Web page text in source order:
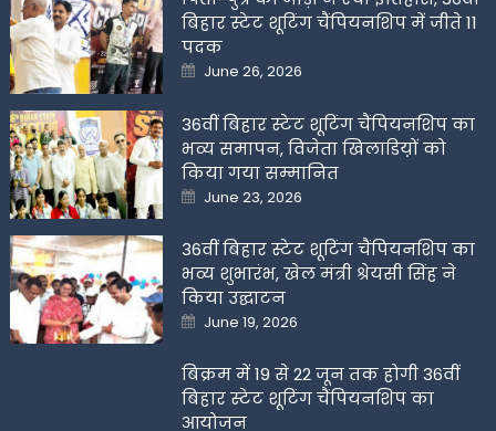
बिहार स्टेट शूटिंग चैंपियनशिप में जीते 11
पदक
Posted
on
June 26, 2026
36वीं बिहार स्टेट शूटिंग चैंपियनशिप का
भव्य समापन, विजेता खिलाडिय़ों को
किया गया सम्मानित
Posted
on
June 23, 2026
36वीं बिहार स्टेट शूटिंग चैंपियनशिप का
भव्य शुभारंभ, खेल मंत्री श्रेयसी सिंह ने
किया उद्घाटन
Posted
on
June 19, 2026
बिक्रम में 19 से 22 जून तक होगी 36वीं
बिहार स्टेट शूटिंग चैंपियनशिप का
आयोजन